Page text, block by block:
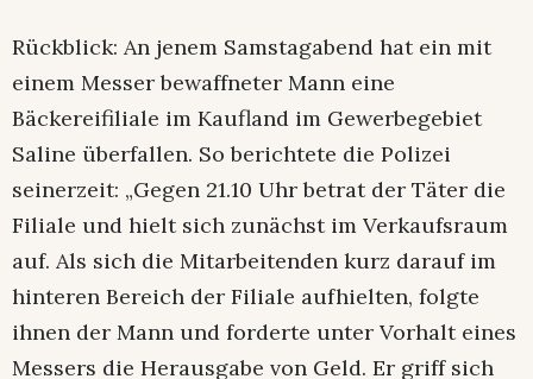
Rückblick: An jenem Samstagabend hat ein mit
einem Messer bewaffneter Mann eine
Bäckereifiliale im Kaufland im Gewerbegebiet
Saline überfallen. So berichtete die Polizei
seinerzeit: „Gegen 21.10 Uhr betrat der Täter die
Filiale und hielt sich zunächst im Verkaufsraum
auf. Als sich die Mitarbeitenden kurz darauf im
hinteren Bereich der Filiale aufhielten, folgte
ihnen der Mann und forderte unter Vorhalt eines
Messers die Herausgabe von Geld. Er griff sich